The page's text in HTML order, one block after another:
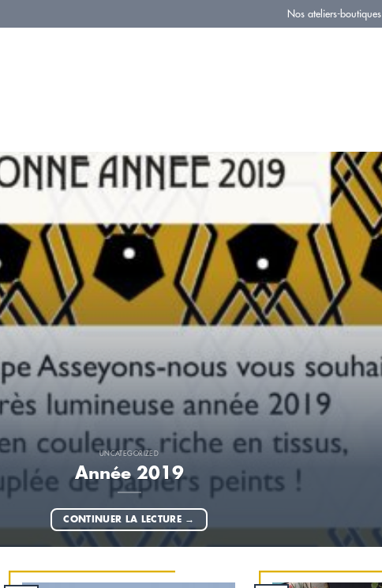
Nos ateliers-boutiques
UNCATEGORIZED
Année 2019
CONTINUER LA LECTURE →